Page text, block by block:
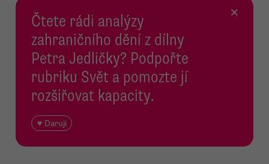
Čtete rádi analýzy
zahraničního dění z dílny
Petra Jedličky? Podpořte
rubriku Svět a pomozte jí
rozšiřovat kapacity.
♥ Daruji
×